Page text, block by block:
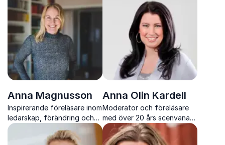
Anna Magnusson
Inspirerande föreläsare inom
ledarskap, förändring och
strategisk utveckling
Anna Olin Kardell
Moderator och föreläsare
med över 20 års scenvana
och stark närvaro